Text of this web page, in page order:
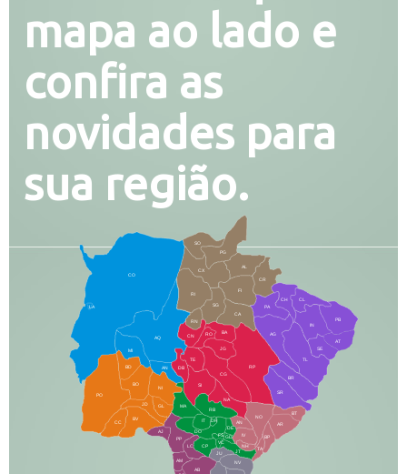
mapa ao lado e
confira as
novidades para
sua região.
CO
AQ
MI
AN
CX
RI
AL
CR
FI
SG
BA
CA
PA
CH CL
PB
SE
TL
AG
BR
SR
BT
AR
RP
RO
JG
CG
SI
NA
TA
NH
JT
RB
MA
IT
DR
DO
CP
JU
NV
BD
BO
NI
JD
PO
BV
CC
PP
AJ
LC
AM
AB
DB
TE
IN
NO
BP
RN
CN
GL
AN
IV
FS
VC
GD
DE
AT
PG
SO
LA